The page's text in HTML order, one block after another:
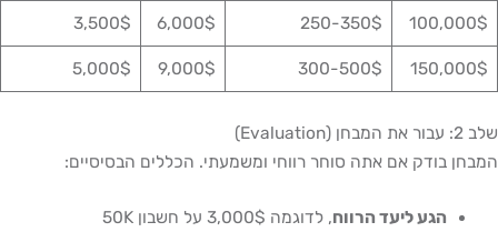
100,000$
250-350$
6,000$
3,500$
150,000$
300-500$
9,000$
5,000$
שלב 2: עבור את המבחן (Evaluation)
המבחן בודק אם אתה סוחר רווחי ומשמעתי. הכללים הבסיסיים:
הגע ליעד הרווח, לדוגמה 3,000$ על חשבון 50K